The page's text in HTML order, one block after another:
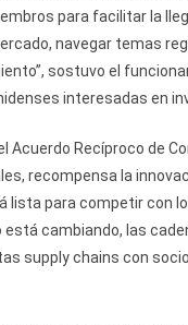
para facilitar la
navegar temas
sostuvo el
interesadas en
Recíproco de
recompensa la
para competir con
cambiando, las
supply chains con